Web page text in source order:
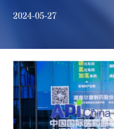
2024-05-27